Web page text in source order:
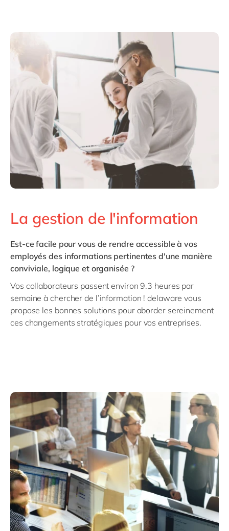
USA & Canada
en
La gestion de l'information
Est-ce facile pour vous de rendre accessible à vos
employés des informations pertinentes d'une manière
conviviale, logique et organisée ?
Vos collaborateurs passent environ 9.3 heures par
semaine à chercher de l’information ! delaware vous
propose les bonnes solutions pour aborder sereinement
ces changements stratégiques pour vos entreprises.